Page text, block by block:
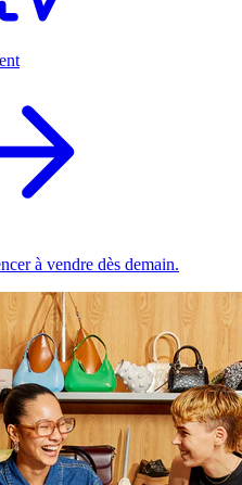
à vendre dès demain.